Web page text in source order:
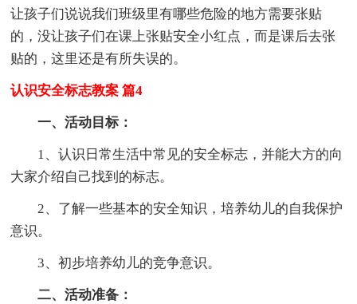
让孩子们说说我们班级里有哪些危险的地方需要张贴
的，没让孩子们在课上张贴安全小红点，而是课后去张
贴的，这里还是有所失误的。
认识安全标志教案 篇4
一、活动目标：
1、认识日常生活中常见的安全标志，并能大方的向
大家介绍自己找到的标志。
2、了解一些基本的安全知识，培养幼儿的自我保护
意识。
3、初步培养幼儿的竞争意识。
二、活动准备：